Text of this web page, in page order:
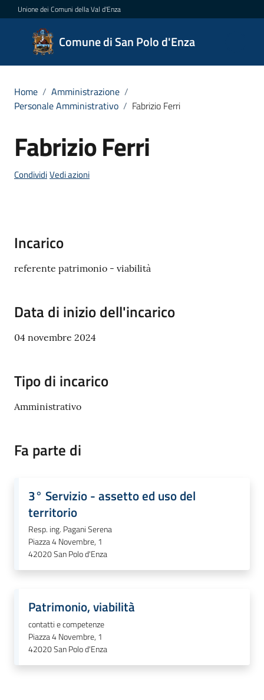
Vai al contenuto
Vai alla navigazione
Vai al footer
Unione dei Comuni della Val d'Enza
Comune di San Polo d'Enza
Comune
di San
d'Enza
Amministrazione
Menu selezionato
Novità
Vivere
Polo
l
b
o
Tutti
argomenti
Home / Amministrazione /
Personale Amministrativo / Fabrizio Ferri
Salta al contenuto
Fabrizio Ferri
CondividiVedi azioni
Incarico
referente patrimonio - viabilità
Data di inizio dell'incarico
04 novembre 2024
Tipo di incarico
Amministrativo
Fa parte di
3° Servizio - assetto ed uso del
territorio
Resp. ing. Pagani Serena
Piazza 4 Novembre, 1
42020San Polo d'Enza
Patrimonio, viabilità
contatti e competenze
Piazza 4 Novembre, 1
42020San Polo d'Enza